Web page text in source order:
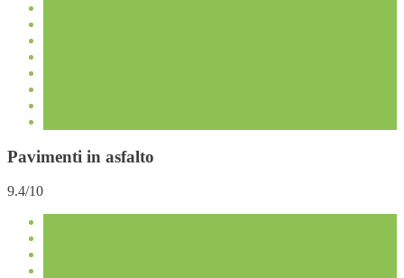
Pavimenti in asfalto
9.4/10